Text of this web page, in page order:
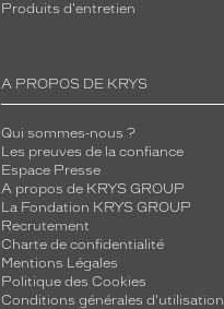
Produits d'entretien
A PROPOS DE KRYS
Qui sommes-nous ?
Les preuves de la confiance
Espace Presse
A propos de KRYS GROUP
La Fondation KRYS GROUP
Recrutement
Charte de confidentialité
Mentions Légales
Politique des Cookies
Conditions générales d'utilisation